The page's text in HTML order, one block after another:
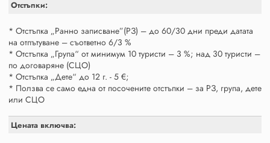
Отстъпки:
* Отстъпка „Ранно записване”(РЗ) – до 60/30 дни преди датата
на отпътуване – съответно 6/3 %
* Отстъпка „Група“ от минимум 10 туристи – 3 %; над 30 туристи –
по договаряне (СЦО)
* Отстъпка „Дете“ до 12 г. - 5 €;
* Ползва се само една от посочените отстъпки – за РЗ, група, дете
или СЦО
Цената включва: